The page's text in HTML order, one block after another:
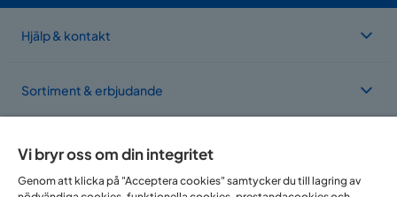
Hjälp & kontakt
Sortiment & erbjudande
Vi bryr oss om din integritet
Genom att klicka på "Acceptera cookies" samtycker du till lagring av